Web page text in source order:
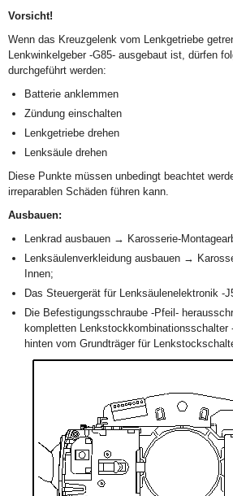
Vorsicht!
Wenn das Kreuzgelenk vom Lenkgetriebe
Lenkwinkelgeber -G85- ausgebaut ist, dürfen
durchgeführt werden:
Batterie anklemmen
Zündung einschalten
Lenkgetriebe drehen
Lenksäule drehen
Diese Punkte müssen unbedingt beachtet
irreparablen Schäden führen kann.
Ausbauen:
Lenkrad ausbauen → Karosserie-
Lenksäulenverkleidung ausbauen →
Innen;
Das Steuergerät für Lenksäulenelektronik -
Die Befestigungsschraube -Pfeil-
kompletten Lenkstockkombinationsschalter
hinten vom Grundträger für